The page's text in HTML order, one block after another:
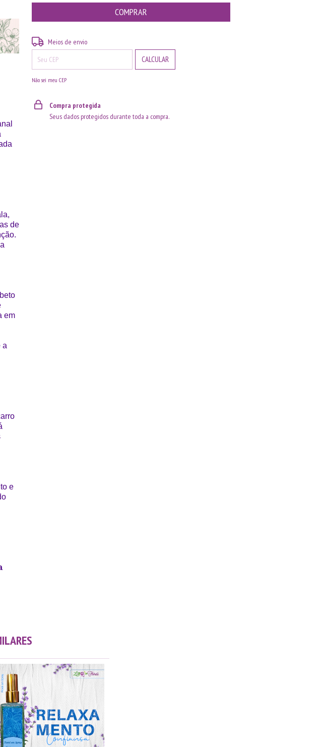
de
em
a
e
Entregas para o CEP:
Meios de envio
CALCULAR
Não sei meu CEP
Compra protegida
Seus dados protegidos durante toda a compra.